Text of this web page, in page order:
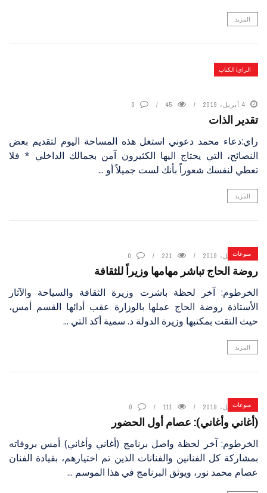
المزيد
الراي/ الكتاب
4 أبريل، 2019 45
0
تقدير الذات
راي:دعاء محمد دعوني استغل هذه المساحة اليوم لتقديم بعض
النصائح، التي يحتاج اليها الكثيرون آمن بجمالك الداخلي * فلا
تعطي لنفسك شعوراً بأنك لست جميلاً أو ...
المزيد
منوعات
4 أبريل، 2019 221
0
روضة الحاج تباشر مهامها وزيراً للثقافة
الخرطوم: آخر لحظة باشرت وزيرة الثقافة والسياحة والآثار
الأستاذة روضة الحاج عملها بالوزارة عقب أدائها القسم أمس،
حيث التقت بمكتبها وزيرة الدولة د. سمية أكد التي ...
المزيد
منوعات
4 أبريل، 2019 111
0
(أغاني وأغاني): عصام أول الحضور
الخرطوم: آخر لحظة واصل برنامج (أغاني وأغاني) أمس بروفاته
بمشاركة كل الفنانين والفنانات الذين تم اختيارهم، بقيادة الفنان
عصام محمد نور، ويوثق البرنامج في هذا الموسم ...